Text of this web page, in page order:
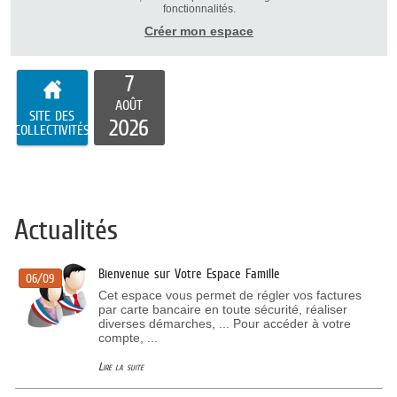
fonctionnalités.
Créer mon espace
SITE DES
COLLECTIVITÉS
7
AOÛT
2026
Actualités
06/09 Bienvenue sur Votre Espace Famille
Cet espace vous permet de régler vos factures
par carte bancaire en toute sécurité, réaliser
diverses démarches, ... Pour accéder à votre
compte, ...
Lire la suite